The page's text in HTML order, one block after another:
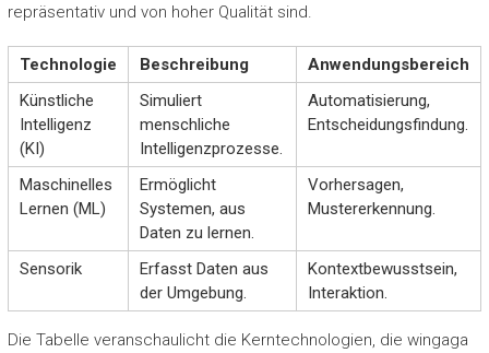
repräsentativ und von hoher Qualität sind.
Technologie Beschreibung
Anwendungsbereich
Künstliche
Intelligenz
(KI)
Simuliert
menschliche
Intelligenzprozesse.
Automatisierung,
Entscheidungsfindung.
Maschinelles
Lernen (ML)
Ermöglicht
Systemen, aus
Daten zu lernen.
Vorhersagen,
Mustererkennung.
Sensorik
Erfasst Daten aus
der Umgebung.
Kontextbewusstsein,
Interaktion.
Die Tabelle veranschaulicht die Kerntechnologien, die wingaga